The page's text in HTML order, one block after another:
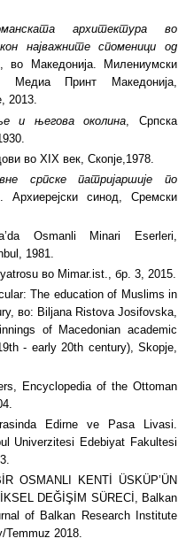
архитектура во
најважните споменици од
, во Македонија. Милениумски
Медиа Принт Македонија,
2013.
и његова околина , Српска
во XIX век, Скопје,1978.
српске патријаршије по
синод, Сремски
Osmanli Minari Eserleri,
1981.
во Mimar.ist., бр. 3, 2015.
The education of Muslims in
во: Biljana Ristova Josifovska,
of Macedonian academic
- early 20th century), Skopje,
Encyclopedia of the Ottoman
Edirne ve Pasa Livasi.
Univerzitesi Edebiyat Fakultesi
OSMANLI KENTİ ÜSKÜP’ÜN
DEĞİŞİM SÜRECİ, Balkan
of Balkan Research Institute
Temmuz 2018.